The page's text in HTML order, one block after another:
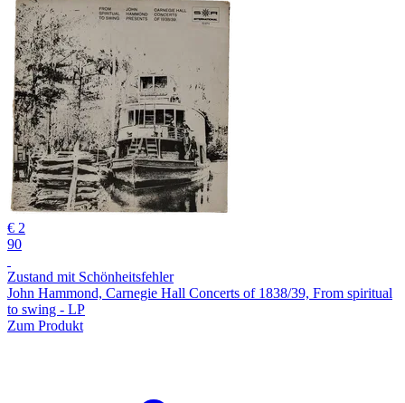
€ 2
90
Zustand mit Schönheitsfehler
John Hammond, Carnegie Hall Concerts of 1838/39, From spiritual
to swing - LP
Zum Produkt